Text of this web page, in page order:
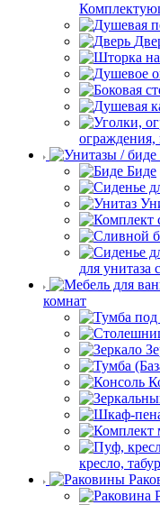
Биде
для унитаза
комнат
кресло,